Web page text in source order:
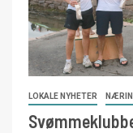
LOKALE NYHETER